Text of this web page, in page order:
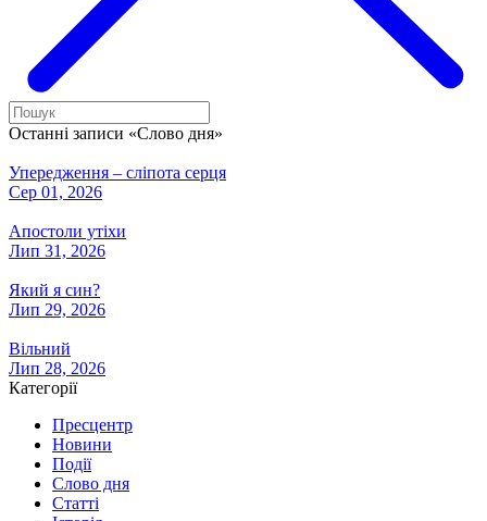
Останні записи «Слово дня»
Упередження – сліпота серця
Сер 01, 2026
Апостоли утіхи
Лип 31, 2026
Який я син?
Лип 29, 2026
Вільний
Лип 28, 2026
Категорії
Пресцентр
Новини
Події
Слово дня
Статті